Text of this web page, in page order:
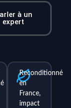
à un
expert
Reconditionné
en
France,
impact